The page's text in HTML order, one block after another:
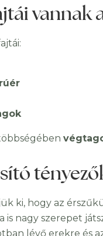
vannak
ki, hogy az
is nagy szerepet
lévő erekre és